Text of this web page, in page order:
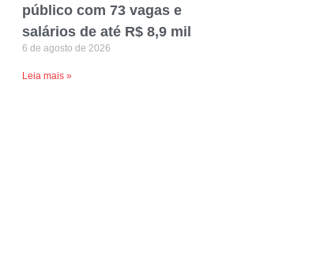
público com 73 vagas e
salários de até R$ 8,9 mil
6 de agosto de 2026
Leia mais »